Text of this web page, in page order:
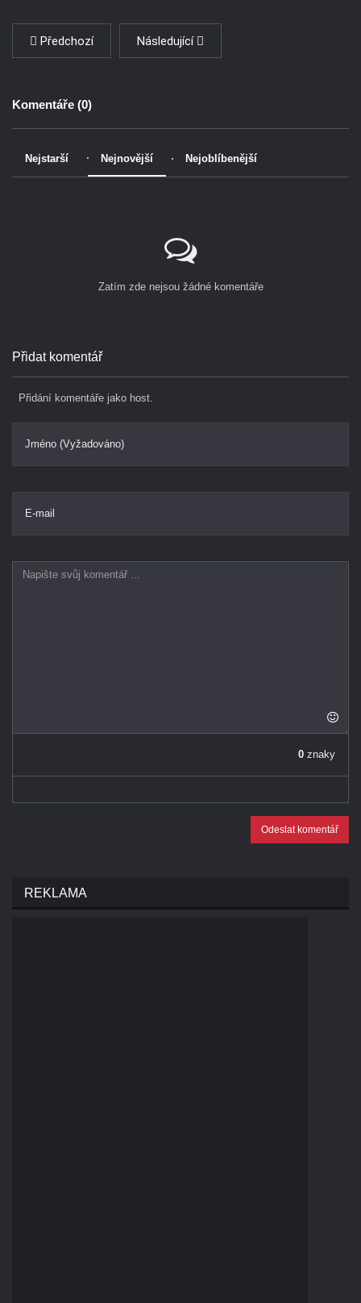
Předchozí Následující
Komentáře (0)
Nejstarší Nejnovější Nejoblíbenější
Zatím zde nejsou žádné komentáře
Přidat komentář
Přidání komentáře jako host.
Jméno (Vyžadováno)
E-mail
0 znaky
Odeslat komentář
REKLAMA